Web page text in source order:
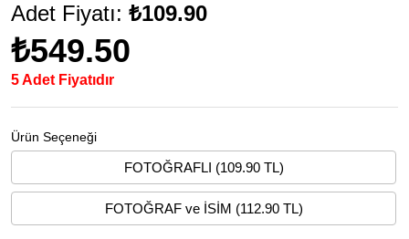
Adet Fiyatı: ₺109.90
₺549.50
5 Adet Fiyatıdır
Ürün Seçeneği
FOTOĞRAFLI (109.90 TL)
FOTOĞRAF ve İSİM (112.90 TL)